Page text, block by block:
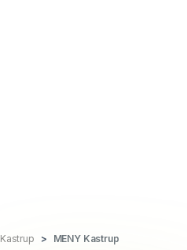
Kastrup MENY Kastrup